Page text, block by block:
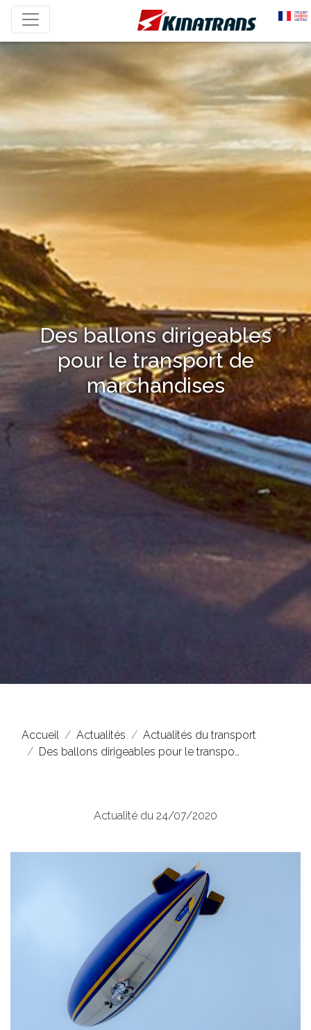
Des ballons dirigeables
pour le transport de
marchandises
Accueil Actualités
Actualités du transport
Des ballons dirigeables pour le transpo…
Actualité du 24/07/2020